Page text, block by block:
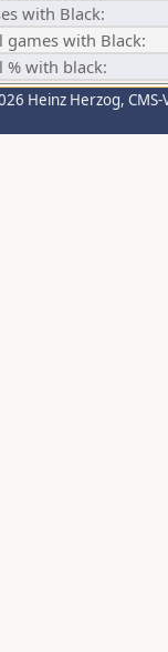
with Black:
games with Black:
% with black:
Heinz Herzog,